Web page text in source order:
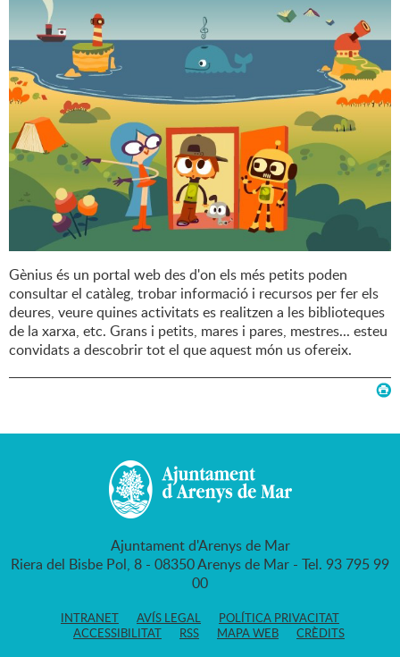
Gènius és un portal web des d'on els més petits poden
consultar el catàleg, trobar informació i recursos per fer els
deures, veure quines activitats es realitzen a les biblioteques
de la xarxa, etc. Grans i petits, mares i pares, mestres... esteu
convidats a descobrir tot el que aquest món us ofereix.
Ajuntament d'Arenys de Mar
Riera del Bisbe Pol, 8 - 08350 Arenys de Mar - Tel. 93 795 99
00
INTRANET AVÍS LEGAL
POLÍTICA PRIVACITAT
ACCESSIBILITAT
RSS MAPA WEB CRÈDITS